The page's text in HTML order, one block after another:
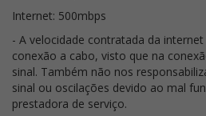
Internet: 500mbps
- A velocidade contratada da
conexão a cabo, visto que na
sinal. Também não nos
sinal ou oscilações devido ao mal
prestadora de serviço.